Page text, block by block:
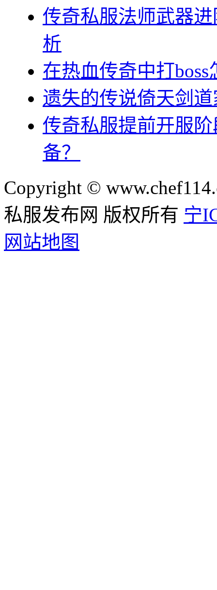
传奇私服法师武器
析
在热血传奇中打
遗失的传说倚天剑
传奇私服提前开服
备？
Copyright ©
私服发布网 版权所有 宁
网站地图